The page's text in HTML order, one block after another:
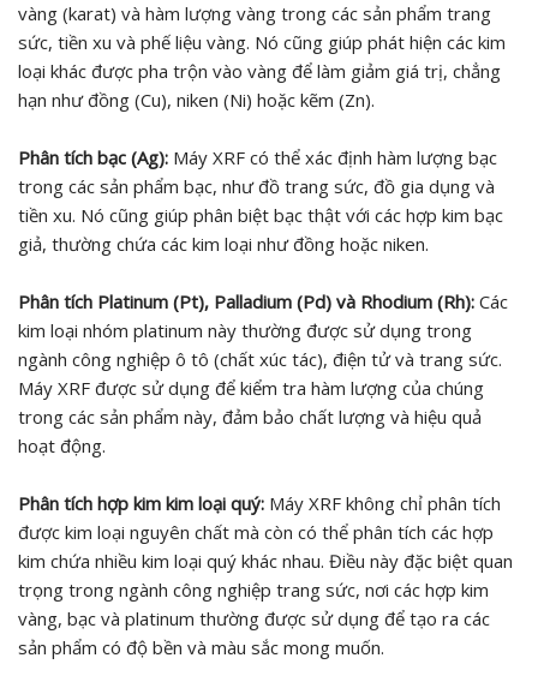
vàng (karat) và hàm lượng vàng trong các sản phẩm trang
sức, tiền xu và phế liệu vàng. Nó cũng giúp phát hiện các kim
loại khác được pha trộn vào vàng để làm giảm giá trị, chẳng
hạn như đồng (Cu), niken (Ni) hoặc kẽm (Zn).
Phân tích bạc (Ag): Máy XRF có thể xác định hàm lượng bạc
trong các sản phẩm bạc, như đồ trang sức, đồ gia dụng và
tiền xu. Nó cũng giúp phân biệt bạc thật với các hợp kim bạc
giả, thường chứa các kim loại như đồng hoặc niken.
Phân tích Platinum (Pt), Palladium (Pd) và Rhodium (Rh): Các
kim loại nhóm platinum này thường được sử dụng trong
ngành công nghiệp ô tô (chất xúc tác), điện tử và trang sức.
Máy XRF được sử dụng để kiểm tra hàm lượng của chúng
trong các sản phẩm này, đảm bảo chất lượng và hiệu quả
hoạt động.
Phân tích hợp kim kim loại quý: Máy XRF không chỉ phân tích
được kim loại nguyên chất mà còn có thể phân tích các hợp
kim chứa nhiều kim loại quý khác nhau. Điều này đặc biệt quan
trọng trong ngành công nghiệp trang sức, nơi các hợp kim
vàng, bạc và platinum thường được sử dụng để tạo ra các
sản phẩm có độ bền và màu sắc mong muốn.